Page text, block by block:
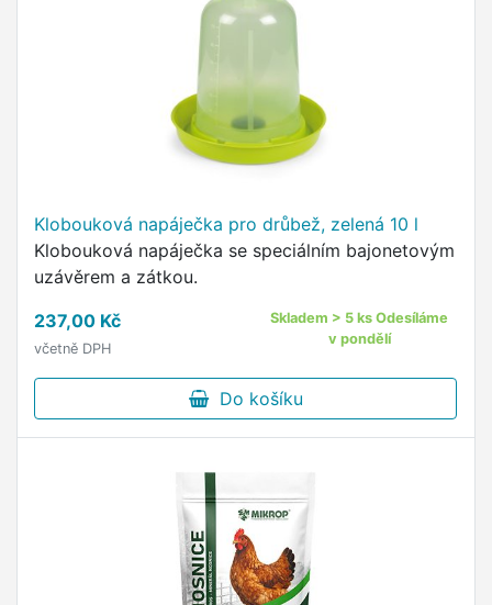
Klobouková napáječka pro drůbež, zelená 10 l
Klobouková napáječka se speciálním bajonetovým
uzávěrem a zátkou.
237,00 Kč
včetně DPH
Skladem > 5 ks Odesíláme
v pondělí
Do košíku